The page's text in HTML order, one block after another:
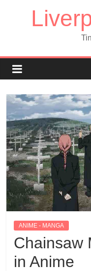
ANIME - MANGA
Chainsaw
in Anime